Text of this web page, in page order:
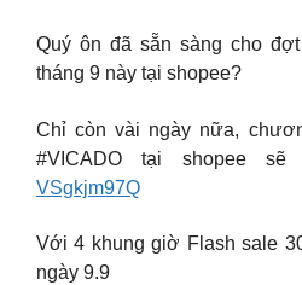
Quý ôn đã sẵn sàng cho
tháng 9 này tại shopee?
Chỉ còn vài ngày nữa,
#VICADO tại shopee
VSgkjm97Q
Với 4 khung giờ Flash sale
ngày 9.9